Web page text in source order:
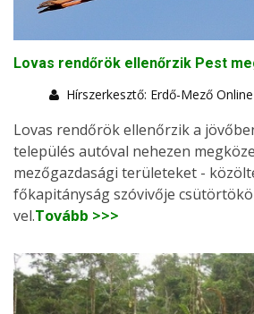
Lovas rendőrök ellenőrzik Pest
Hírszerkesztő: Erdő-Mező Online
Lovas rendőrök ellenőrzik a
település autóval nehezen
mezőgazdasági területeket -
főkapitányság szóvivője
vel.Tovább >>>